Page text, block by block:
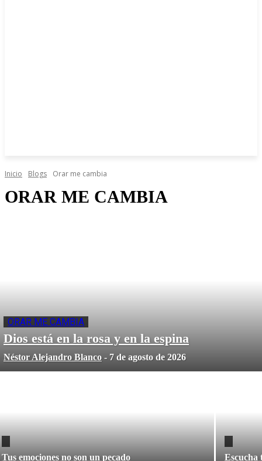
Inicio Blogs Orar me cambia
ORAR ME CAMBIA
ORAR ME CAMBIA
Dios está en la rosa y en la espina
Néstor Alejandro Blanco - 7 de agosto de 2026
Tus emociones no son un pecado Escucha